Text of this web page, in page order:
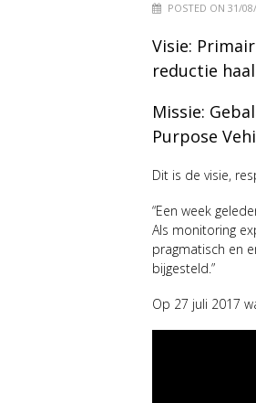
POSTED ON 31/
Visie:
reductie
Missie:
Purpose
Dit is de visie,
“Een week
Als monitoring
pragmatisch en
bijgesteld.”
Op 27 juli 2017